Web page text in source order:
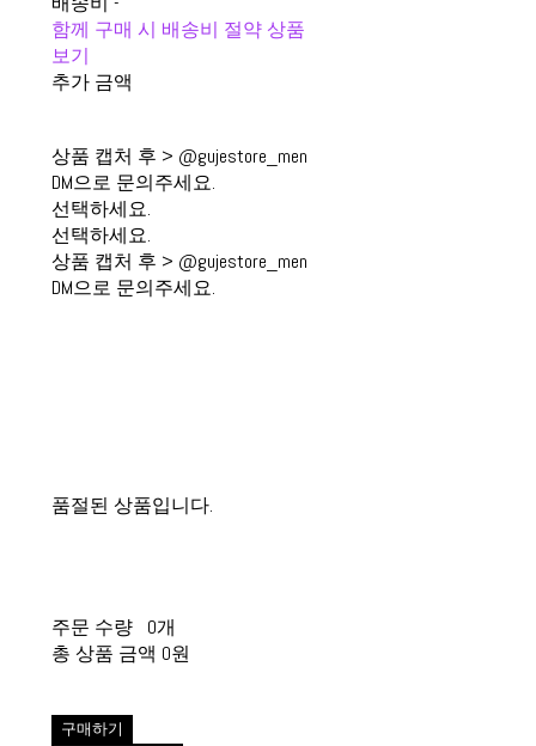
함께 구매 시 배송비 절약 상품
보기
추가 금액
상품 캡처 후 > @gujestore_men
DM으로 문의주세요.
선택하세요.
선택하세요.
상품 캡처 후 > @gujestore_men
DM으로 문의주세요.
품절된 상품입니다.
주문 수량
0개
총 상품 금액 0원
구매하기